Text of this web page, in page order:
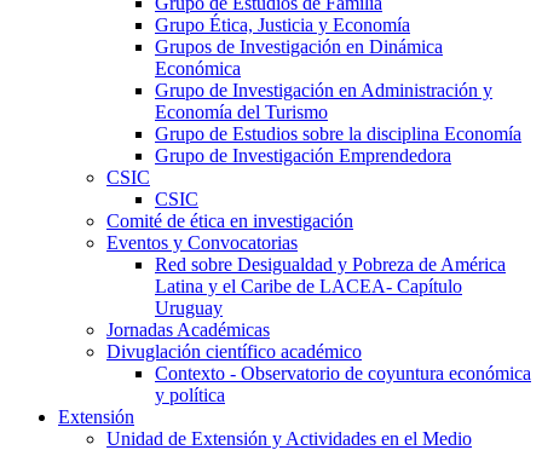
Grupo Ética, Justicia y Economía
Grupos de Investigación en Dinámica
Económica
Grupo de Investigación en Administración y
Economía del Turismo
Grupo de Estudios sobre la disciplina Economía
Grupo de Investigación Emprendedora
CSIC
CSIC
Comité de ética en investigación
Eventos y Convocatorias
Red sobre Desigualdad y Pobreza de América
Latina y el Caribe de LACEA- Capítulo
Uruguay
Jornadas Académicas
Divuglación científico académico
Contexto - Observatorio de coyuntura económica
y política
Extensión
Unidad de Extensión y Actividades en el Medio